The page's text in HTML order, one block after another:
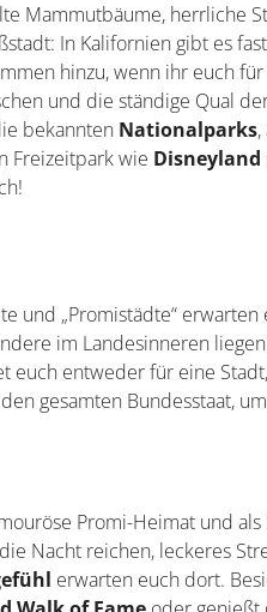
Mammutbäume, herrliche
In Kalifornien gibt es
hinzu, wenn ihr euch
und die ständige Qual
bekannten Nationalparks
Freizeitpark wie Disneyland
und „Promistädte“
im Landesinneren
euch entweder für eine
gesamten Bundesstaat,
Promi-Heimat und
Nacht reichen, leckeres
erwarten euch dort.